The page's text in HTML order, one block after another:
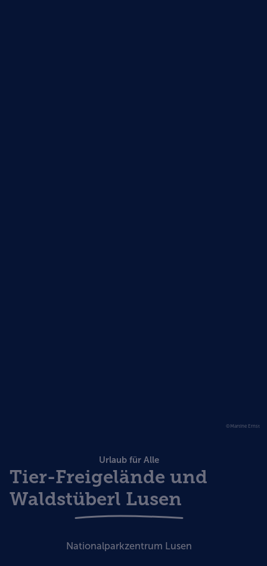
©Martine Ernst
Urlaub für Alle
Tier-Freigelände und
Waldstüberl Lusen
Nationalparkzentrum Lusen